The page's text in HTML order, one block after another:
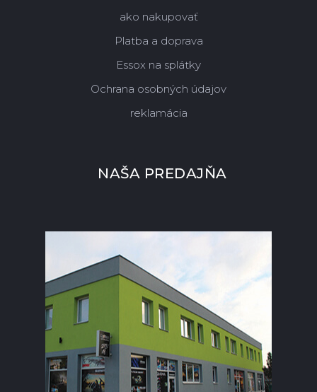
ako nakupovať
Platba a doprava
Essox na splátky
Ochrana osobných údajov
reklamácia
NAŠA PREDAJŇA